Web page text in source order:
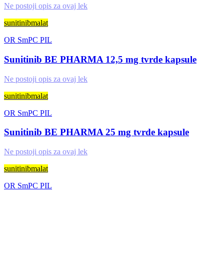
Ne postoji opis za ovaj lek
sunitinibmalat
OR SmPC PIL
Sunitinib BE PHARMA 12,5 mg tvrde kapsule
Ne postoji opis za ovaj lek
sunitinibmalat
OR SmPC PIL
Sunitinib BE PHARMA 25 mg tvrde kapsule
Ne postoji opis za ovaj lek
sunitinibmalat
OR SmPC PIL